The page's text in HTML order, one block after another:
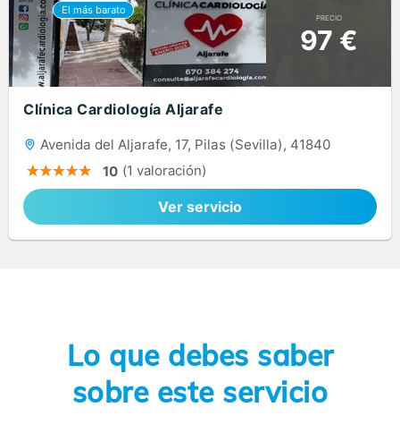
PRECIO
97 €
Clínica Cardiología Aljarafe
Avenida del Aljarafe, 17, Pilas (Sevilla), 41840
10 (1 valoración)
Ver servicio
Lo que debes saber
sobre este servicio